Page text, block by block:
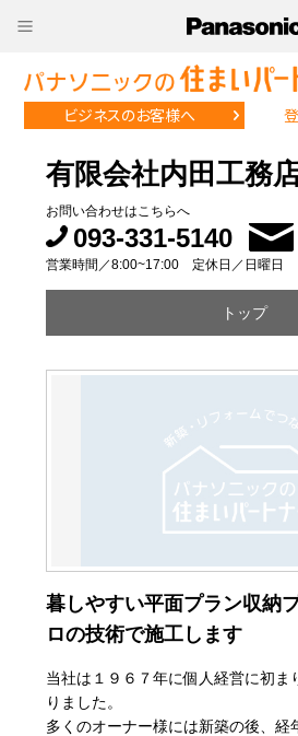
ビジネスのお客様へ
有限会社内田工務
お問い合わせはこちらへ
093-331-5140
営業時間／8:00~17:00 定休日／日曜日
トップ
暮しやすい平面プラン収納
ロの技術で施工します
当社は１９６７年に個人経営に初ま
りました。
多くのオーナー様には新築の後、経